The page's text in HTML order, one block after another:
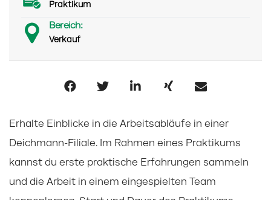
Praktikum
Bereich:
Verkauf
Erhalte Einblicke in die Arbeitsabläufe in einer
Deichmann-Filiale. Im Rahmen eines Praktikums
kannst du erste praktische Erfahrungen sammeln
und die Arbeit in einem eingespielten Team